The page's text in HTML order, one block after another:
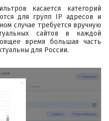
касается категорий
для групп IP адресов и
случае требуется вручную
сайтов в каждой
время большая часть
для России.